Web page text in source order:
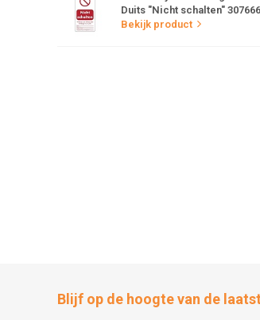
Duits "Nicht schalten" 307666
Bekijk product
Blijf op de hoogte van de